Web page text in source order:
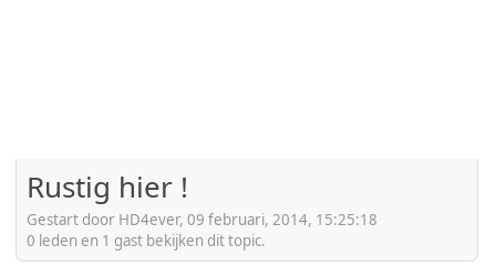
Rustig hier !
Gestart door HD4ever, 09 februari, 2014, 15:25:18
0 leden en 1 gast bekijken dit topic.